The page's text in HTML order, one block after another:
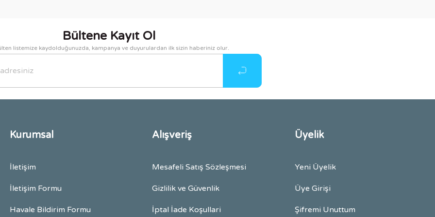
Bültene Kayıt Ol
listemize kaydolduğunuzda, kampanya ve duyurulardan ilk sizin haberiniz olur.
Kurumsal
İletişim
İletişim Formu
Havale Bildirim Formu
Alışveriş
Mesafeli Satış Sözleşmesi
Gizlilik ve Güvenlik
İptal İade Koşullari
Üyelik
Yeni Üyelik
Üye Girişi
Şifremi Unuttum